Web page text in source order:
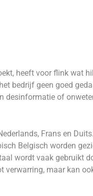
heeft voor flink wat
bedrijf geen goed
desinformatie of
Frans en
Belgisch worden
wordt vaak gebruikt
verwarring, maar kan